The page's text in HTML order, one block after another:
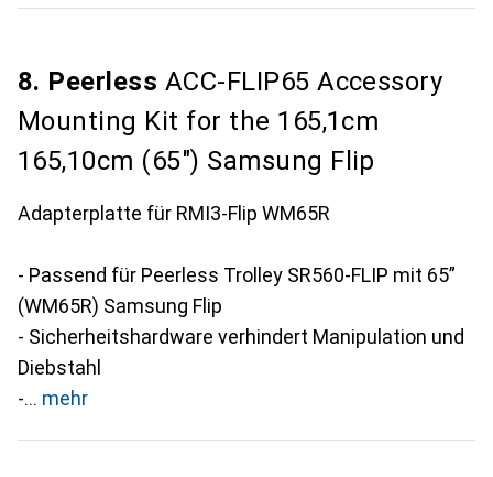
8. Peerless ACC-FLIP65 Accessory
Mounting Kit for the 165,1cm
165,10cm (65") Samsung Flip
Adapterplatte für RMI3-Flip WM65R
- Passend für Peerless Trolley SR560-FLIP mit 65”
(WM65R) Samsung Flip
- Sicherheitshardware verhindert Manipulation und
Diebstahl
-
mehr